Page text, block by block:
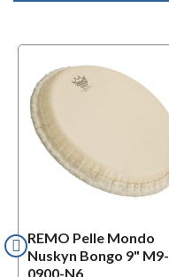
REMO Pelle Mondo
Nuskyn Bongo 9" M9-
0900-N6